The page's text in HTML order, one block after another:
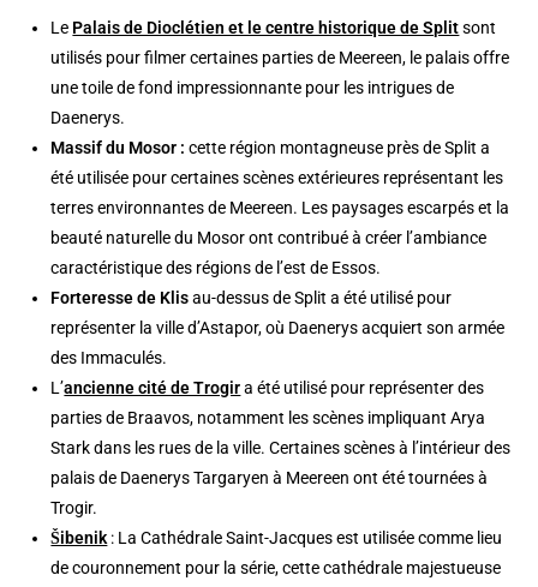
Le Palais de Dioclétien et le centre historique de Splitsont
utilisés pour filmer certaines parties de Meereen, le palais offre
une toile de fond impressionnante pour les intrigues de
Daenerys.
Massif du Mosor : cette région montagneuse près de Split a
été utilisée pour certaines scènes extérieures représentant les
terres environnantes de Meereen. Les paysages escarpés et la
beauté naturelle du Mosor ont contribué à créer l’ambiance
caractéristique des régions de l’est de Essos.
Forteresse de Klisau-dessus de Split a été utilisé pour
représenter la ville d’Astapor, où Daenerys acquiert son armée
des Immaculés.
L’ancienne cité de Trogira été utilisé pour représenter des
parties de Braavos, notamment les scènes impliquant Arya
Stark dans les rues de la ville. Certaines scènes à l’intérieur des
palais de Daenerys Targaryen à Meereen ont été tournées à
Trogir.
Šibenik: La Cathédrale Saint-Jacques est utilisée comme lieu
de couronnement pour la série, cette cathédrale majestueuse